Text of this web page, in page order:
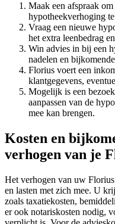
Maak een afspraak
hypotheekverhoging
Vraag een nieuwe
het extra leenbedrag
Win advies in bij een
nadelen en
Florius voert een
klantgegevens,
Mogelijk is een
aanpassen van de
mee kan brengen.
Kosten en
verhogen van je
Het verhogen van uw
en lasten met zich mee. U
zoals taxatiekosten,
er ook notariskosten nodig,